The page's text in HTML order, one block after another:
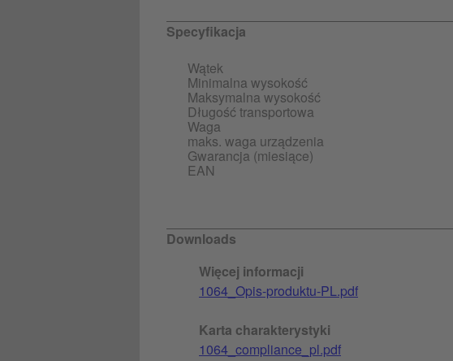
Specyfikacja
Wątek
Minimalna wysokość
Maksymalna wysokość
Długość transportowa
Waga
maks. waga urządzenia
Gwarancja (miesiące)
EAN
Downloads
Więcej informacji
1064_Opis-produktu-PL.pdf
Karta charakterystyki
1064_compliance_pl.pdf